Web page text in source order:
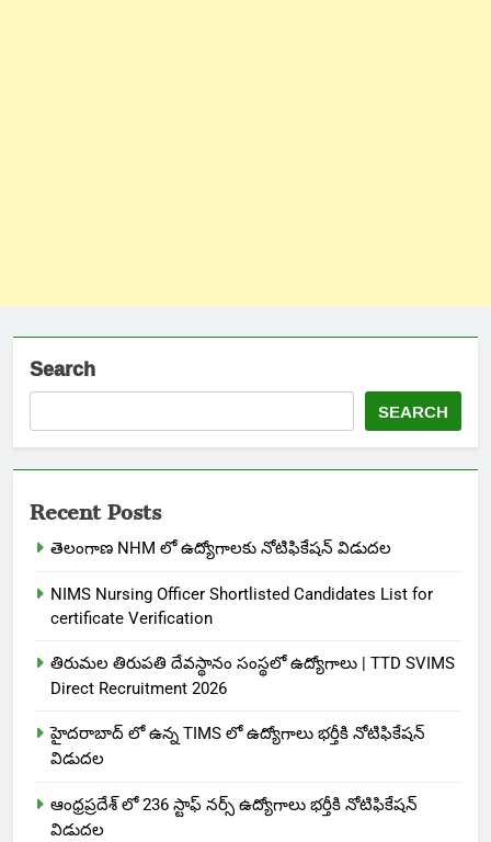
Search
SEARCH
Recent Posts
తెలంగాణ NHM లో ఉద్యోగాలకు నోటిఫికేషన్ విడుదల
NIMS Nursing Officer Shortlisted Candidates List for
certificate Verification
తిరుమల తిరుపతి దేవస్థానం సంస్థలో ఉద్యోగాలు | TTD SVIMS
Direct Recruitment 2026
హైదరాబాద్ లో ఉన్న TIMS లో ఉద్యోగాలు భర్తీకి నోటిఫికేషన్
విడుదల
ఆంధ్రప్రదేశ్ లో 236 స్టాఫ్ నర్స్ ఉద్యోగాలు భర్తీకి నోటిఫికేషన్
విడుదల